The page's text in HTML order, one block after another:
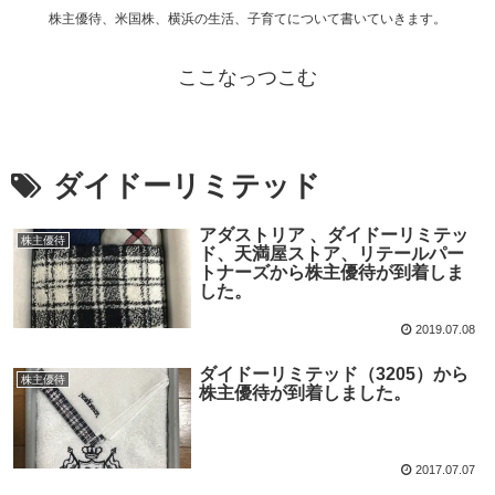
株主優待、米国株、横浜の生活、子育てについて書いていきます。
ここなっつこむ
ダイドーリミテッド
株主優待
アダストリア 、ダイドーリミテッ
ド、天満屋ストア、リテールパー
トナーズから株主優待が到着しま
した。
2019.07.08
株主優待
ダイドーリミテッド（3205）から
株主優待が到着しました。
2017.07.07